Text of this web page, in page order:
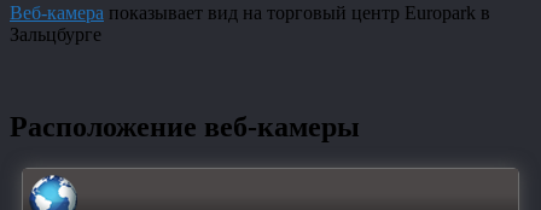
Веб-камера показывает вид на торговый центр Europark в
Зальцбурге
Расположение веб-камеры